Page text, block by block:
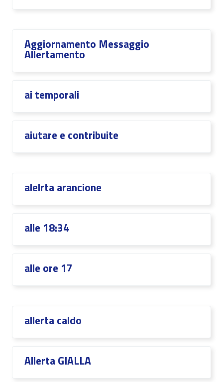
Aggiornamento Messaggio
Allertamento
ai temporali
aiutare e contribuite
alelrta arancione
alle 18:34
alle ore 17
allerta caldo
Allerta GIALLA